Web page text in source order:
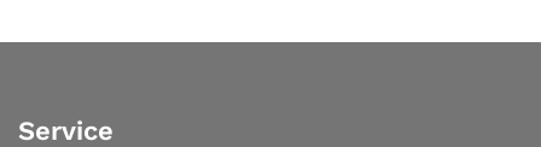
Service